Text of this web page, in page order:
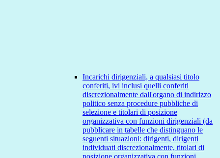
Incarichi dirigenziali, a qualsiasi titolo
conferiti, ivi inclusi quelli conferiti
discrezionalmente dall'organo di indirizzo
politico senza procedure pubbliche di
selezione e titolari di posizione
organizzativa con funzioni dirigenziali (da
pubblicare in tabelle che distinguano le
seguenti situazioni: dirigenti, dirigenti
individuati discrezionalmente, titolari di